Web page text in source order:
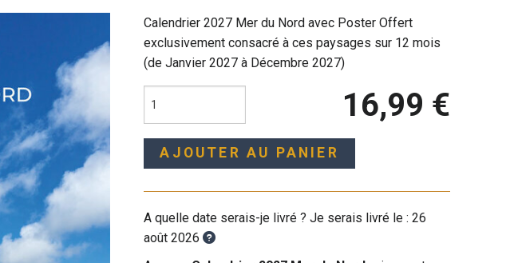
Calendrier 2027 Mer du Nord avec Poster Offert
exclusivement consacré à ces paysages sur 12 mois
(de Janvier 2027 à Décembre 2027)
16,99 €
AJOUTER AU PANIER
A quelle date serais-je livré ? Je serais livré le :26
août 2026